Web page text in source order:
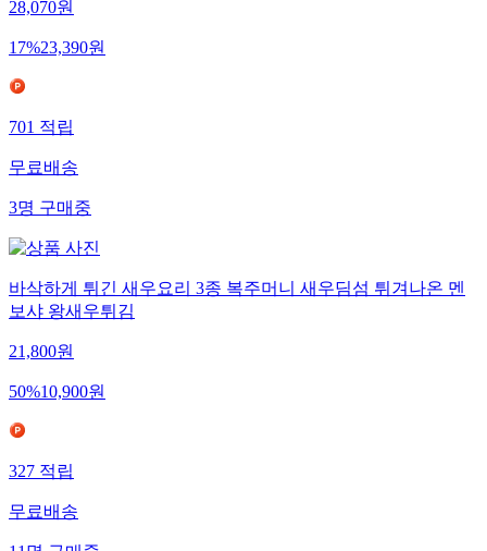
28,070원
17%23,390원
701적립
무료배송
3명구매중
바삭하게 튀긴 새우요리 3종 복주머니 새우딤섬 튀겨나온 멘
보샤 왕새우튀김
21,800원
50%10,900원
327적립
무료배송